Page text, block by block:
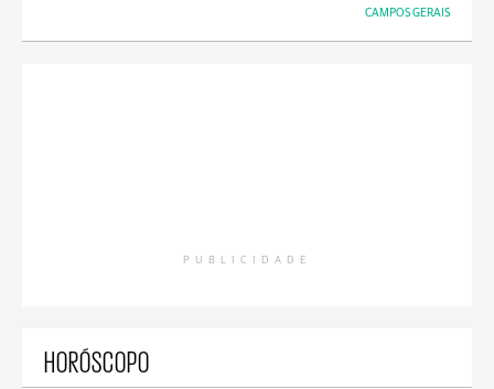
CAMPOS GERAIS
PUBLICIDADE
HORÓSCOPO